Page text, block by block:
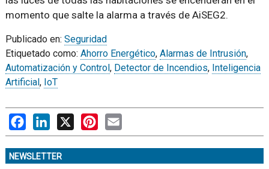
momento que salte la alarma a través de AiSEG2.
Publicado en: Seguridad
Etiquetado como: Ahorro Energético, Alarmas de Intrusión,
Automatización y Control, Detector de Incendios, Inteligencia
Artificial, IoT
FacebookLinkedIn
X PinterestEmail
NEWSLETTER